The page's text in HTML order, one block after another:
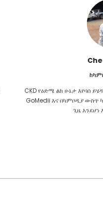
CKD የዕድሜ ልክ ሁኔታ እየባሰ
GoMedii እና በካምቦዲያ
ጊዜ እንደሆነ